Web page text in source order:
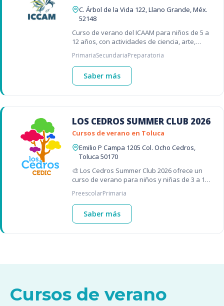
C. Árbol de la Vida 122, Llano Grande, Méx.
52148
Curso de verano del ICAAM para niños de 5 a
12 años, con actividades de ciencia, arte,
PrimariaSecundariaPreparatoria
Saber más
LOS CEDROS SUMMER CLUB 2026
Cursos de verano en Toluca
Emilio P Campa 1205 Col. Ocho Cedros,
Toluca 50170
🎨 Los Cedros Summer Club 2026 ofrece un
curso de verano para niños y niñas de 3 a 11
recreativas en un ambiente ll
PreescolarPrimaria
Saber más
Cursos de verano